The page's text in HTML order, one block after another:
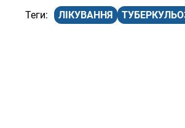
ЛІКУВАННЯ